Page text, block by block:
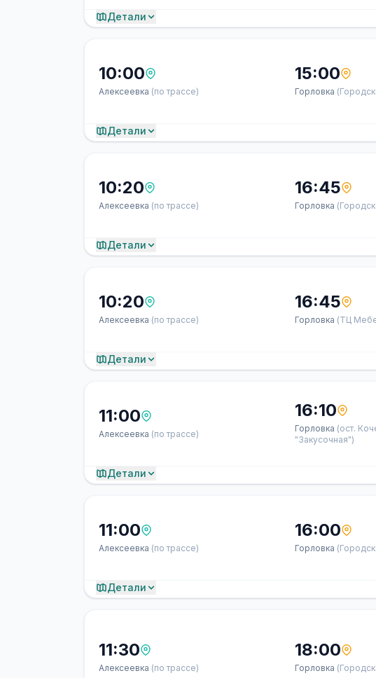
Детали
10:00
Алексеевка (по трассе)
15:00
Горловка
Детали
10:20
Алексеевка (по трассе)
16:45
Горловка
Детали
10:20
Алексеевка (по трассе)
16:45
Горловка (ТЦ
Детали
11:00
Алексеевка (по трассе)
16:10
Горловка (ост.
"Закусочная")
Детали
11:00
Алексеевка (по трассе)
16:00
Горловка
Детали
11:30
Алексеевка (по трассе)
18:00
Горловка